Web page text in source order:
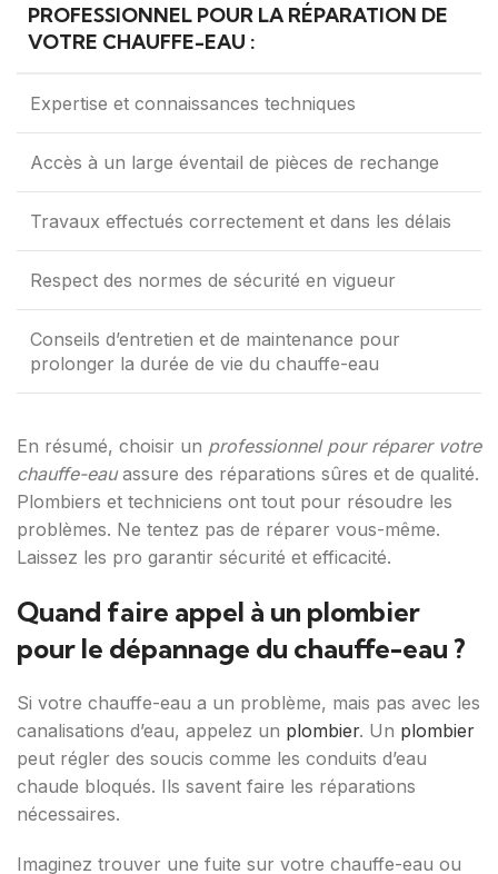
PROFESSIONNEL POUR LA RÉPARATION DE
VOTRE CHAUFFE-EAU :
Expertise et connaissances techniques
Accès à un large éventail de pièces de rechange
Travaux effectués correctement et dans les délais
Respect des normes de sécurité en vigueur
Conseils d’entretien et de maintenance pour
prolonger la durée de vie du chauffe-eau
En résumé, choisir un professionnel pour réparer votre
chauffe-eauassure des réparations sûres et de qualité.
Plombiers et techniciens ont tout pour résoudre les
problèmes. Ne tentez pas de réparer vous-même.
Laissez les pro garantir sécurité et efficacité.
Quand faire appel à un plombier
pour le dépannage du chauffe-eau ?
Si votre chauffe-eau a un problème, mais pas avec les
canalisations d’eau, appelez un plombier. Un plombier
peut régler des soucis comme les conduits d’eau
chaude bloqués. Ils savent faire les réparations
nécessaires.
Imaginez trouver une fuite sur votre chauffe-eau ou